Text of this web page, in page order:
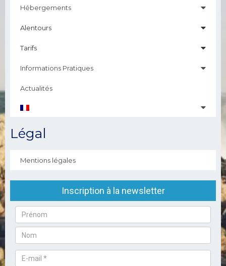
Hébergements
Alentours
Tarifs
Informations Pratiques
Actualités
Légal
Mentions légales